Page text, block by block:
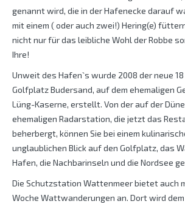
genannt wird, die in der Hafenecke darauf
mit einem ( oder auch zwei!) Hering(e)
nicht nur für das leibliche Wohl der Robbe
Ihre!
Unweit des Hafen`s wurde 2008 der neue
Golfplatz Budersand, auf dem ehemaligen
Lüng-Kaserne, erstellt. Von der auf der
ehemaligen Radarstation, die jetzt das
beherbergt, können Sie bei einem
unglaublichen Blick auf den Golfplatz, das
Hafen, die Nachbarinseln und die Nordsee
Die Schutzstation Wattenmeer bietet auch
Woche Wattwanderungen an. Dort wird